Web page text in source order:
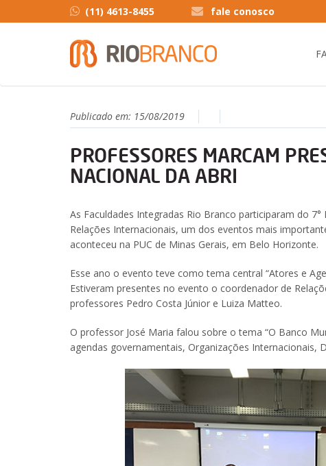
(11) 4613-8455 fale conosco
Publicado em: 15/08/2019
PROFESSORES MARCAM
NACIONAL DA ABRI
As Faculdades Integradas Rio Branco participaram do
Relações Internacionais, um dos eventos mais
aconteceu na PUC de Minas Gerais, em Belo Horizonte.
Esse ano o evento teve como tema central “Atores e
Estiveram presentes no evento o coordenador de
professores Pedro Costa Júnior e Luiza Matteo.
O professor José Maria falou sobre o tema “O Banco
agendas governamentais, Organizações Internacionais,